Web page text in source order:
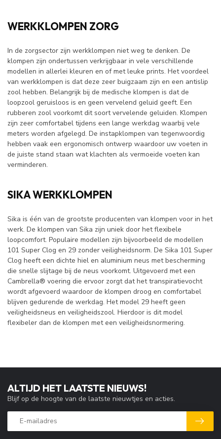
WERKKLOMPEN ZORG
In de zorgsector zijn werkklompen niet weg te denken. De
klompen zijn ondertussen verkrijgbaar in vele verschillende
modellen in allerlei kleuren en of met leuke prints. Het voordeel
van werkklompen is dat deze zeer buigzaam zijn en een antislip
zool hebben. Belangrijk bij de medische klompen is dat de
loopzool geruisloos is en geen vervelend geluid geeft. Een
rubberen zool voorkomt dit soort vervelende geluiden. Klompen
zijn zeer comfortabel tijdens een lange werkdag waarbij vele
meters worden afgelegd. De instapklompen van tegenwoordig
hebben vaak een ergonomisch ontwerp waardoor uw voeten in
de juiste stand staan wat klachten als vermoeide voeten kan
verminderen.
SIKA WERKKLOMPEN
Sika is één van de grootste producenten van klompen voor in het
werk. De klompen van Sika zijn uniek door het flexibele
loopcomfort. Populaire modellen zijn bijvoorbeeld de modellen
101 Super Clog en 29 zonder veiligheidsnorm. De Sika 101 Super
Clog heeft een dichte hiel en aluminium neus met bescherming
die snelle slijtage bij de neus voorkomt. Uitgevoerd met een
Cambrella® voering die ervoor zorgt dat het transpiratievocht
wordt afgevoerd waardoor de klompen droog en comfortabel
blijven gedurende de werkdag. Het model 29 heeft geen
veiligheidsneus en veiligheidszool. Hierdoor is dit model
flexibeler dan de klompen met een veiligheidsnormering.
ALTIJD HET LAATSTE NIEUWS!
Blijf op de hoogte van de laatste nieuwtjes en acties.